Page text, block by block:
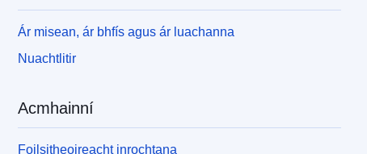
Ár misean, ár bhfís agus ár luachanna
Nuachtlitir
Acmhainní
Foilsitheoireacht inrochtana